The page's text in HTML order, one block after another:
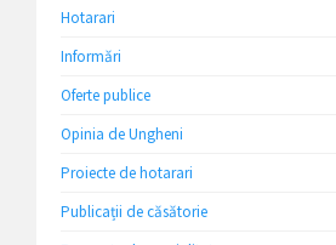
Hotarari
Informări
Oferte publice
Opinia de Ungheni
Proiecte de hotarari
Publicații de căsătorie